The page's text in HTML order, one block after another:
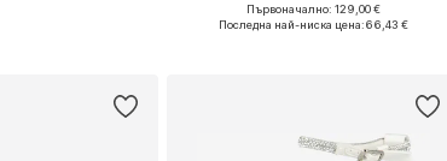
Налични размери: 37, 38, 39, 40, 41
Първоначално: 129,00 €
Последна най-ниска цена:66,43 €